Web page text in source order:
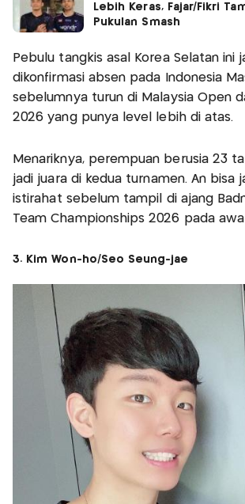
Lebih Keras, Fajar/Fikri
Pukulan Smash
Pebulu tangkis asal Korea Selatan ini
dikonfirmasi absen pada Indonesia
sebelumnya turun di Malaysia Open
2026 yang punya level lebih di atas.
Menariknya, perempuan berusia 23
jadi juara di kedua turnamen. An bisa
istirahat sebelum tampil di ajang
Team Championships 2026 pada
3. Kim Won-ho/Seo Seung-jae